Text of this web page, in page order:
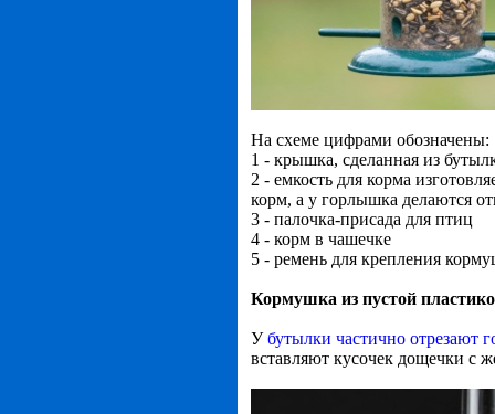
На схеме цифрами обозначены:
1 - крышка, сделанная из
2 - емкость для корма
корм, а у горлышка делаются
3 - палочка-присада для птиц
4 - корм в чашечке
5 - ремень для крепления
Кормушка из пустой
Убутылки частично отрезают
вставляют кусочек дощечки с